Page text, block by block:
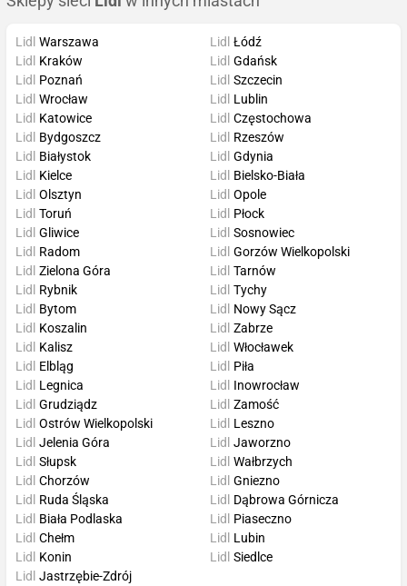
Lidl Warszawa
Lidl Kraków
Lidl Poznań
Lidl Wrocław
Lidl Łódź
Lidl Gdańsk
Lidl Szczecin
Lidl Lublin
Lidl Katowice
Lidl Bydgoszcz
Lidl Białystok
Lidl Kielce
Lidl Częstochowa
Lidl Rzeszów
Lidl Gdynia
Lidl Bielsko-Biała
Lidl Olsztyn
Lidl Toruń
Lidl Gliwice
Lidl Radom
Lidl Opole
Lidl Płock
Lidl Sosnowiec
Lidl Gorzów Wielkopolski
Lidl Zielona Góra
Lidl Rybnik
Lidl Bytom
Lidl Koszalin
Lidl Tarnów
Lidl Tychy
Lidl Nowy Sącz
Lidl Zabrze
Lidl Kalisz
Lidl Elbląg
Lidl Legnica
Lidl Grudziądz
Lidl Włocławek
Lidl Piła
Lidl Inowrocław
Lidl Zamość
Lidl Ostrów Wielkopolski
Lidl Jelenia Góra
Lidl Słupsk
Lidl Chorzów
Lidl Leszno
Lidl Jaworzno
Lidl Wałbrzych
Lidl Gniezno
Lidl Ruda Śląska
Lidl Biała Podlaska
Lidl Chełm
Lidl Konin
Lidl Dąbrowa Górnicza
Lidl Piaseczno
Lidl Lubin
Lidl Siedlce
Lidl Jastrzębie-Zdrój